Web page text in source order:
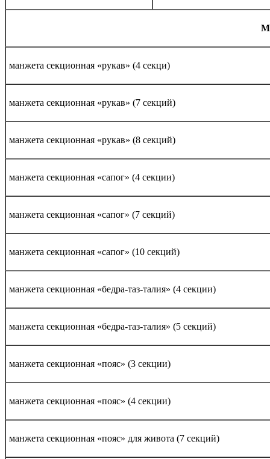
манжета секционная «рукав» (4 секци)
манжета секционная «рукав» (7 секций)
манжета секционная «рукав» (8 секций)
манжета секционная «сапог» (4 секции)
манжета секционная «сапог» (7 секций)
манжета секционная «сапог» (10 секций)
манжета секционная «бедра-таз-талия» (4 секции)
манжета секционная «бедра-таз-талия» (5 секций)
манжета секционная «пояс» (3 секции)
манжета секционная «пояс» (4 секции)
манжета секционная «пояс» для живота (7 секций)